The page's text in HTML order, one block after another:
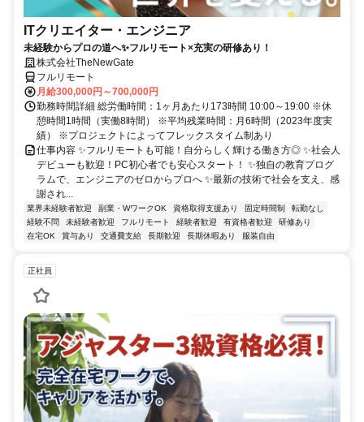
ITクリエイター・エンジニア
未経験からプロの道へ✨フルリモート×充実の研修あり！
株式会社TheNewGate
フルリモート
月給300,000円～700,000円
勤務時間詳細 総労働時間：1ヶ月あたり173時間 10:00～19:00 ※休
憩時間1時間（実働8時間） ※平均残業時間：月6時間（2023年度実
績） ※プロジェクトによってフレックスタイム制あり
仕事内容 ✨フルリモートも可能！自分らしく輝ける働き方◎ ✨社会人
デビューも歓迎！PC初心者でも安心スタート！ ✨独自の教育プログ
ラムで、エンジニアのゼロからプロへ ✨最新の技術で社会を支え、感
謝され...
業界未経験者歓迎 副業・WワークOK 資格取得支援あり 固定時間制
転勤なし
経験不問
未経験者歓迎 フルリモート 経験者歓迎 有資格者歓迎
研修あり
在宅OK
賞与あり 交通費支給 長期歓迎 長期休暇あり 服装自由
正社員